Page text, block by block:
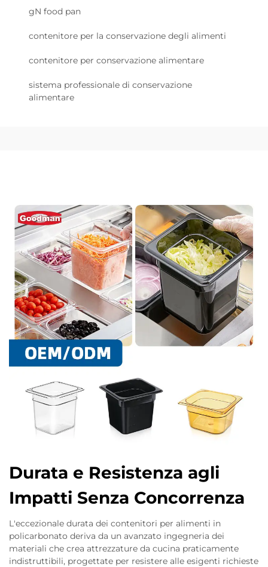
gN food pan
contenitore per la conservazione degli alimenti
contenitore per conservazione alimentare
sistema professionale di conservazione
alimentare
Durata e Resistenza agli
Impatti Senza Concorrenza
L'eccezionale durata dei contenitori per alimenti in
policarbonato deriva da un avanzato ingegneria dei
materiali che crea attrezzature da cucina praticamente
indistruttibili, progettate per resistere alle esigenti richieste